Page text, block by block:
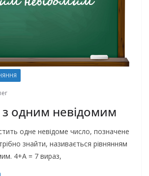
з одним невідомим
одне невідоме число, позначене
знайти, називається рівнянням
4+А = 7 вираз,